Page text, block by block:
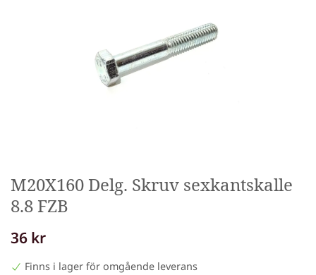
M20X160 Delg. Skruv sexkantskalle
8.8 FZB
36 kr
Finns i lager för omgående leverans